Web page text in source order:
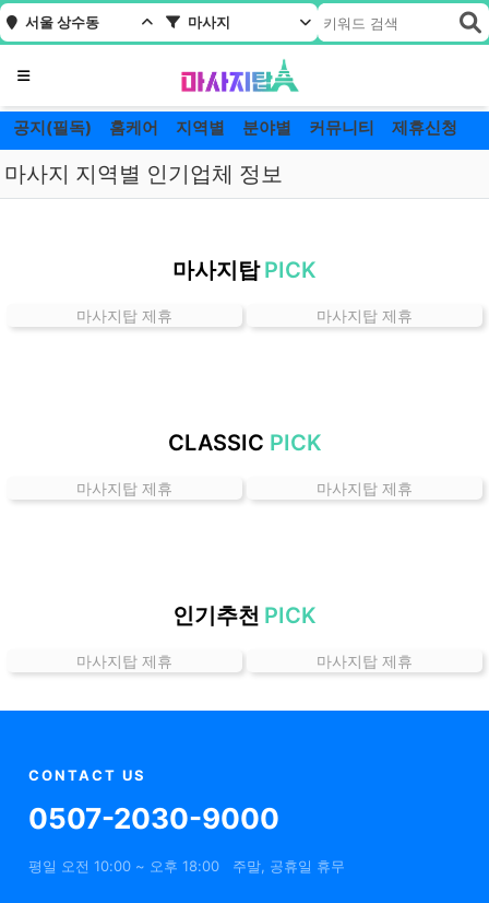
서울 상수동 마사지
메뉴
공지(필독) 홈케어 지역별 분야별 커뮤니티 제휴신청
마사지 지역별 인기업체 정보
동
곳
인
보
마사지탑 PICK
마사지탑 제휴 마사지탑 제휴
CLASSIC PICK
마사지탑 제휴 마사지탑 제휴
인기추천 PICK
마사지탑 제휴 마사지탑 제휴
CONTACT US
0507-2030-9000
평일 오전 10:00 ~ 오후 18:00 주말, 공휴일 휴무